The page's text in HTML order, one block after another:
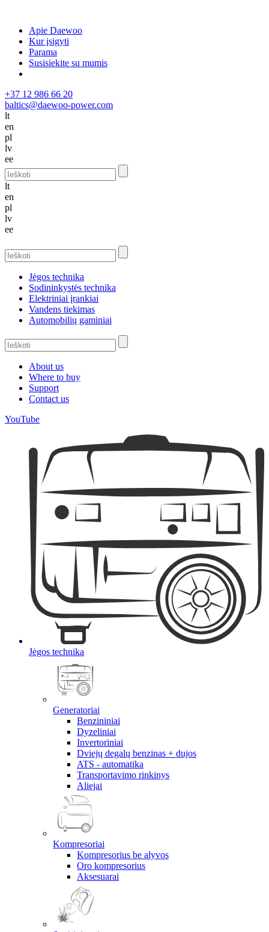
Apie Daewoo
Kur įsigyti
Parama
Susisiekite su mumis
+37 12 986 66 20
baltics@daewoo-power.com
lt
en
pl
lv
ee
lt
en
pl
lv
ee
Jėgos technika
Sodininkystės technika
Elektriniai įrankiai
Vandens tiekimas
Automobilių gaminiai
About us
Where to buy
Support
Contact us
YouTube
Jėgos technika
Generatoriai
Benzininiai
Dyzeliniai
Invertoriniai
Dviejų degalų benzinas + dujos
ATS - automatika
Transportavimo rinkinys
Aliejai
Kompresoriai
Kompresorius be alyvos
Oro kompresorius
Aksesuarai